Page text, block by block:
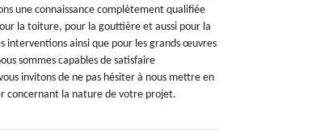
une connaissance complètement qualifiée
la toiture, pour la gouttière et aussi pour la
interventions ainsi que pour les grands œuvres
sommes capables de satisfaire
invitons de ne pas hésiter à nous mettre en
concernant la nature de votre projet.